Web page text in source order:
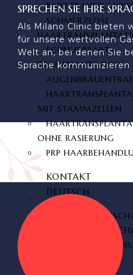
SCHMERZLOSE
SCHNURRBART-
TRANSPLANTATION
MIT STAMMZELLEN
OHNE RASIERUNG
PRP
KONTAKT
DEUTSCH
TÜRKISCH)
ENGLISCH)
SPRECHEN SIE IHRE
Als Milano Clinic bieten
für unsere wertvollen
Welt an, bei denen Sie
Sprache kommunizieren